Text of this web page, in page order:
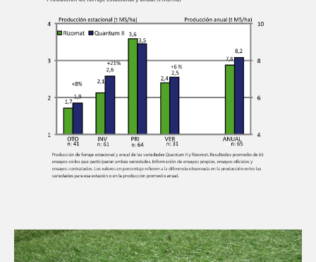
Código de área:
Departamento Obligatorio